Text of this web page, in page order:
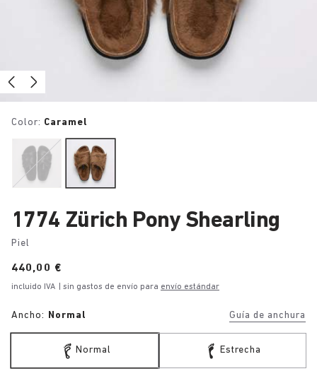
Color: Caramel
1774 Zürich Pony Shearling
Piel
Price:
440,00 €
incluido IVA | sin gastos de envío para envío estándar
Ancho: Normal Guía de anchura
Normal Estrecha